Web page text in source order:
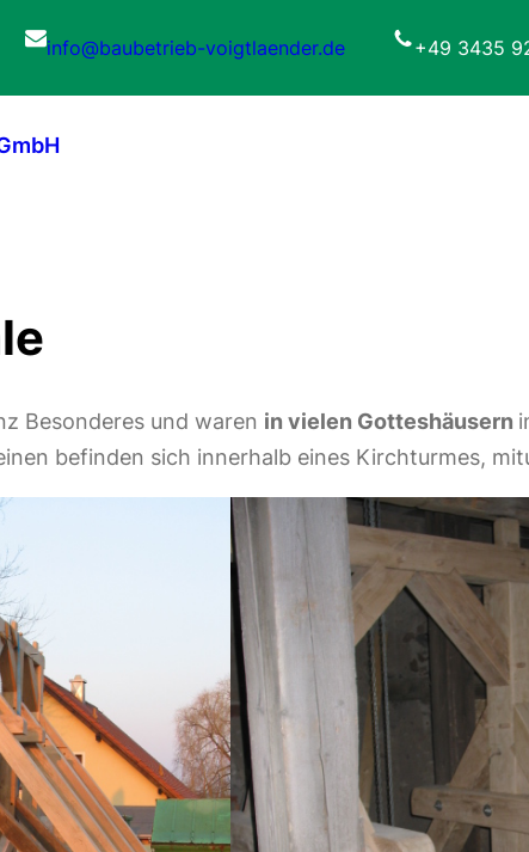
info@baubetrieb-voigtlaender.de +49 3435
Besonderes und waren in vielen Gotteshäusern
befinden sich innerhalb eines Kirchturmes,